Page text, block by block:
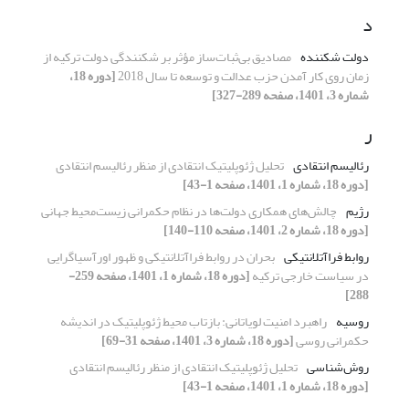
د
دولت شکننده مصادیق بی‌ثبات‌ساز مؤثر بر شکنندگی دولت ترکیه از
زمان روی کار آمدن حزب عدالت و توسعه تا سال 2018 [دوره 18،
شماره 3، 1401، صفحه 289-327]
ر
رئالیسم انتقادی تحلیل ژئوپلیتیک انتقادی از منظر رئالیسم انتقادی
[دوره 18، شماره 1، 1401، صفحه 1-43]
رژیم چالش‌های همکاری‌ دولت‌ها در نظام حکمرانی زیست‌محیط جهانی
[دوره 18، شماره 2، 1401، صفحه 110-140]
روابط فراآتلانتیکی بحران در روابط فراآتلانتیکی و ظهور اورآسیاگرایی
در سیاست خارجی ترکیه [دوره 18، شماره 1، 1401، صفحه 259-
288]
روسیه راهبرد امنیت لویاتانی: بازتاب محیط ژئوپلیتیک در اندیشه
حکمرانی روسی[دوره 18، شماره 3، 1401، صفحه 31-69]
روش‌شناسی تحلیل ژئوپلیتیک انتقادی از منظر رئالیسم انتقادی
[دوره 18، شماره 1، 1401، صفحه 1-43]